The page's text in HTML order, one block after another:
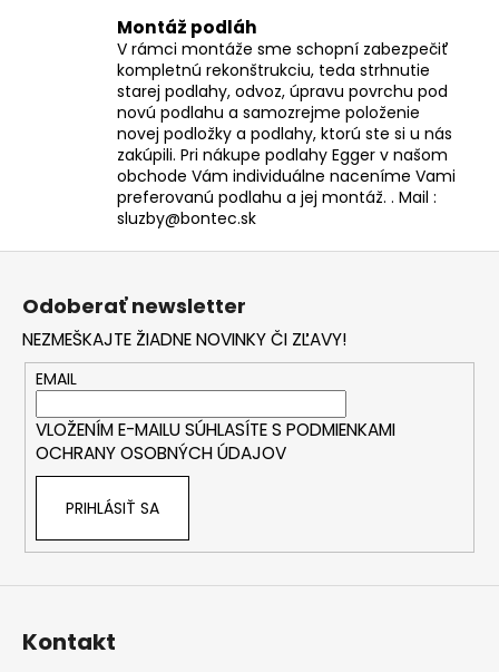
Montáž podláh
V rámci montáže sme schopní zabezpečiť
kompletnú rekonštrukciu, teda strhnutie
starej podlahy, odvoz, úpravu povrchu pod
novú podlahu a samozrejme položenie
novej podložky a podlahy, ktorú ste si u nás
zakúpili. Pri nákupe podlahy Egger v našom
obchode Vám individuálne naceníme Vami
preferovanú podlahu a jej montáž. . Mail :
sluzby@bontec.sk
Z
Odoberať newsletter
NEZMEŠKAJTE ŽIADNE NOVINKY ČI ZĽAVY!
EMAIL
VLOŽENÍM E-MAILU SÚHLASÍTE S PODMIENKAMI
OCHRANY OSOBNÝCH ÚDAJOV
PRIHLÁSIŤ SA
Kontakt